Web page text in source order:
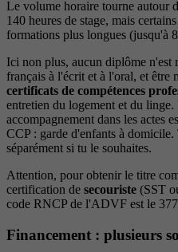
Le volume horaire tourne autour
140 heures de stage, mais
formations plus longues (jusqu'à
Ici non plus, aucun diplôme n'est
français à l'écrit et à l'oral, et être
certificats de compétences
entretien du logement et du
accompagnement dans les actes
CCP : garde d'enfants à
séparément si tu le souhaites.
Attention, pour obtenir le titre
certification de secouriste (SST
code RNCP de l'ADVF est le
Financement : plusieurs